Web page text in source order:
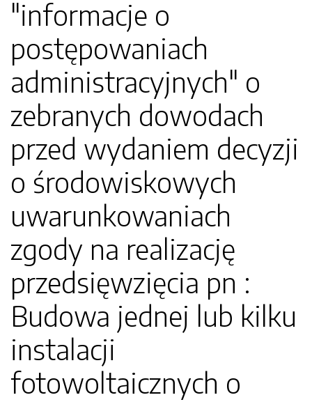
"informacje o
postępowaniach
administracyjnych" o
zebranych dowodach
przed wydaniem decyzji
o środowiskowych
uwarunkowaniach
zgody na realizację
przedsięwzięcia pn :
Budowa jednej lub kilku
instalacji
fotowoltaicznych o